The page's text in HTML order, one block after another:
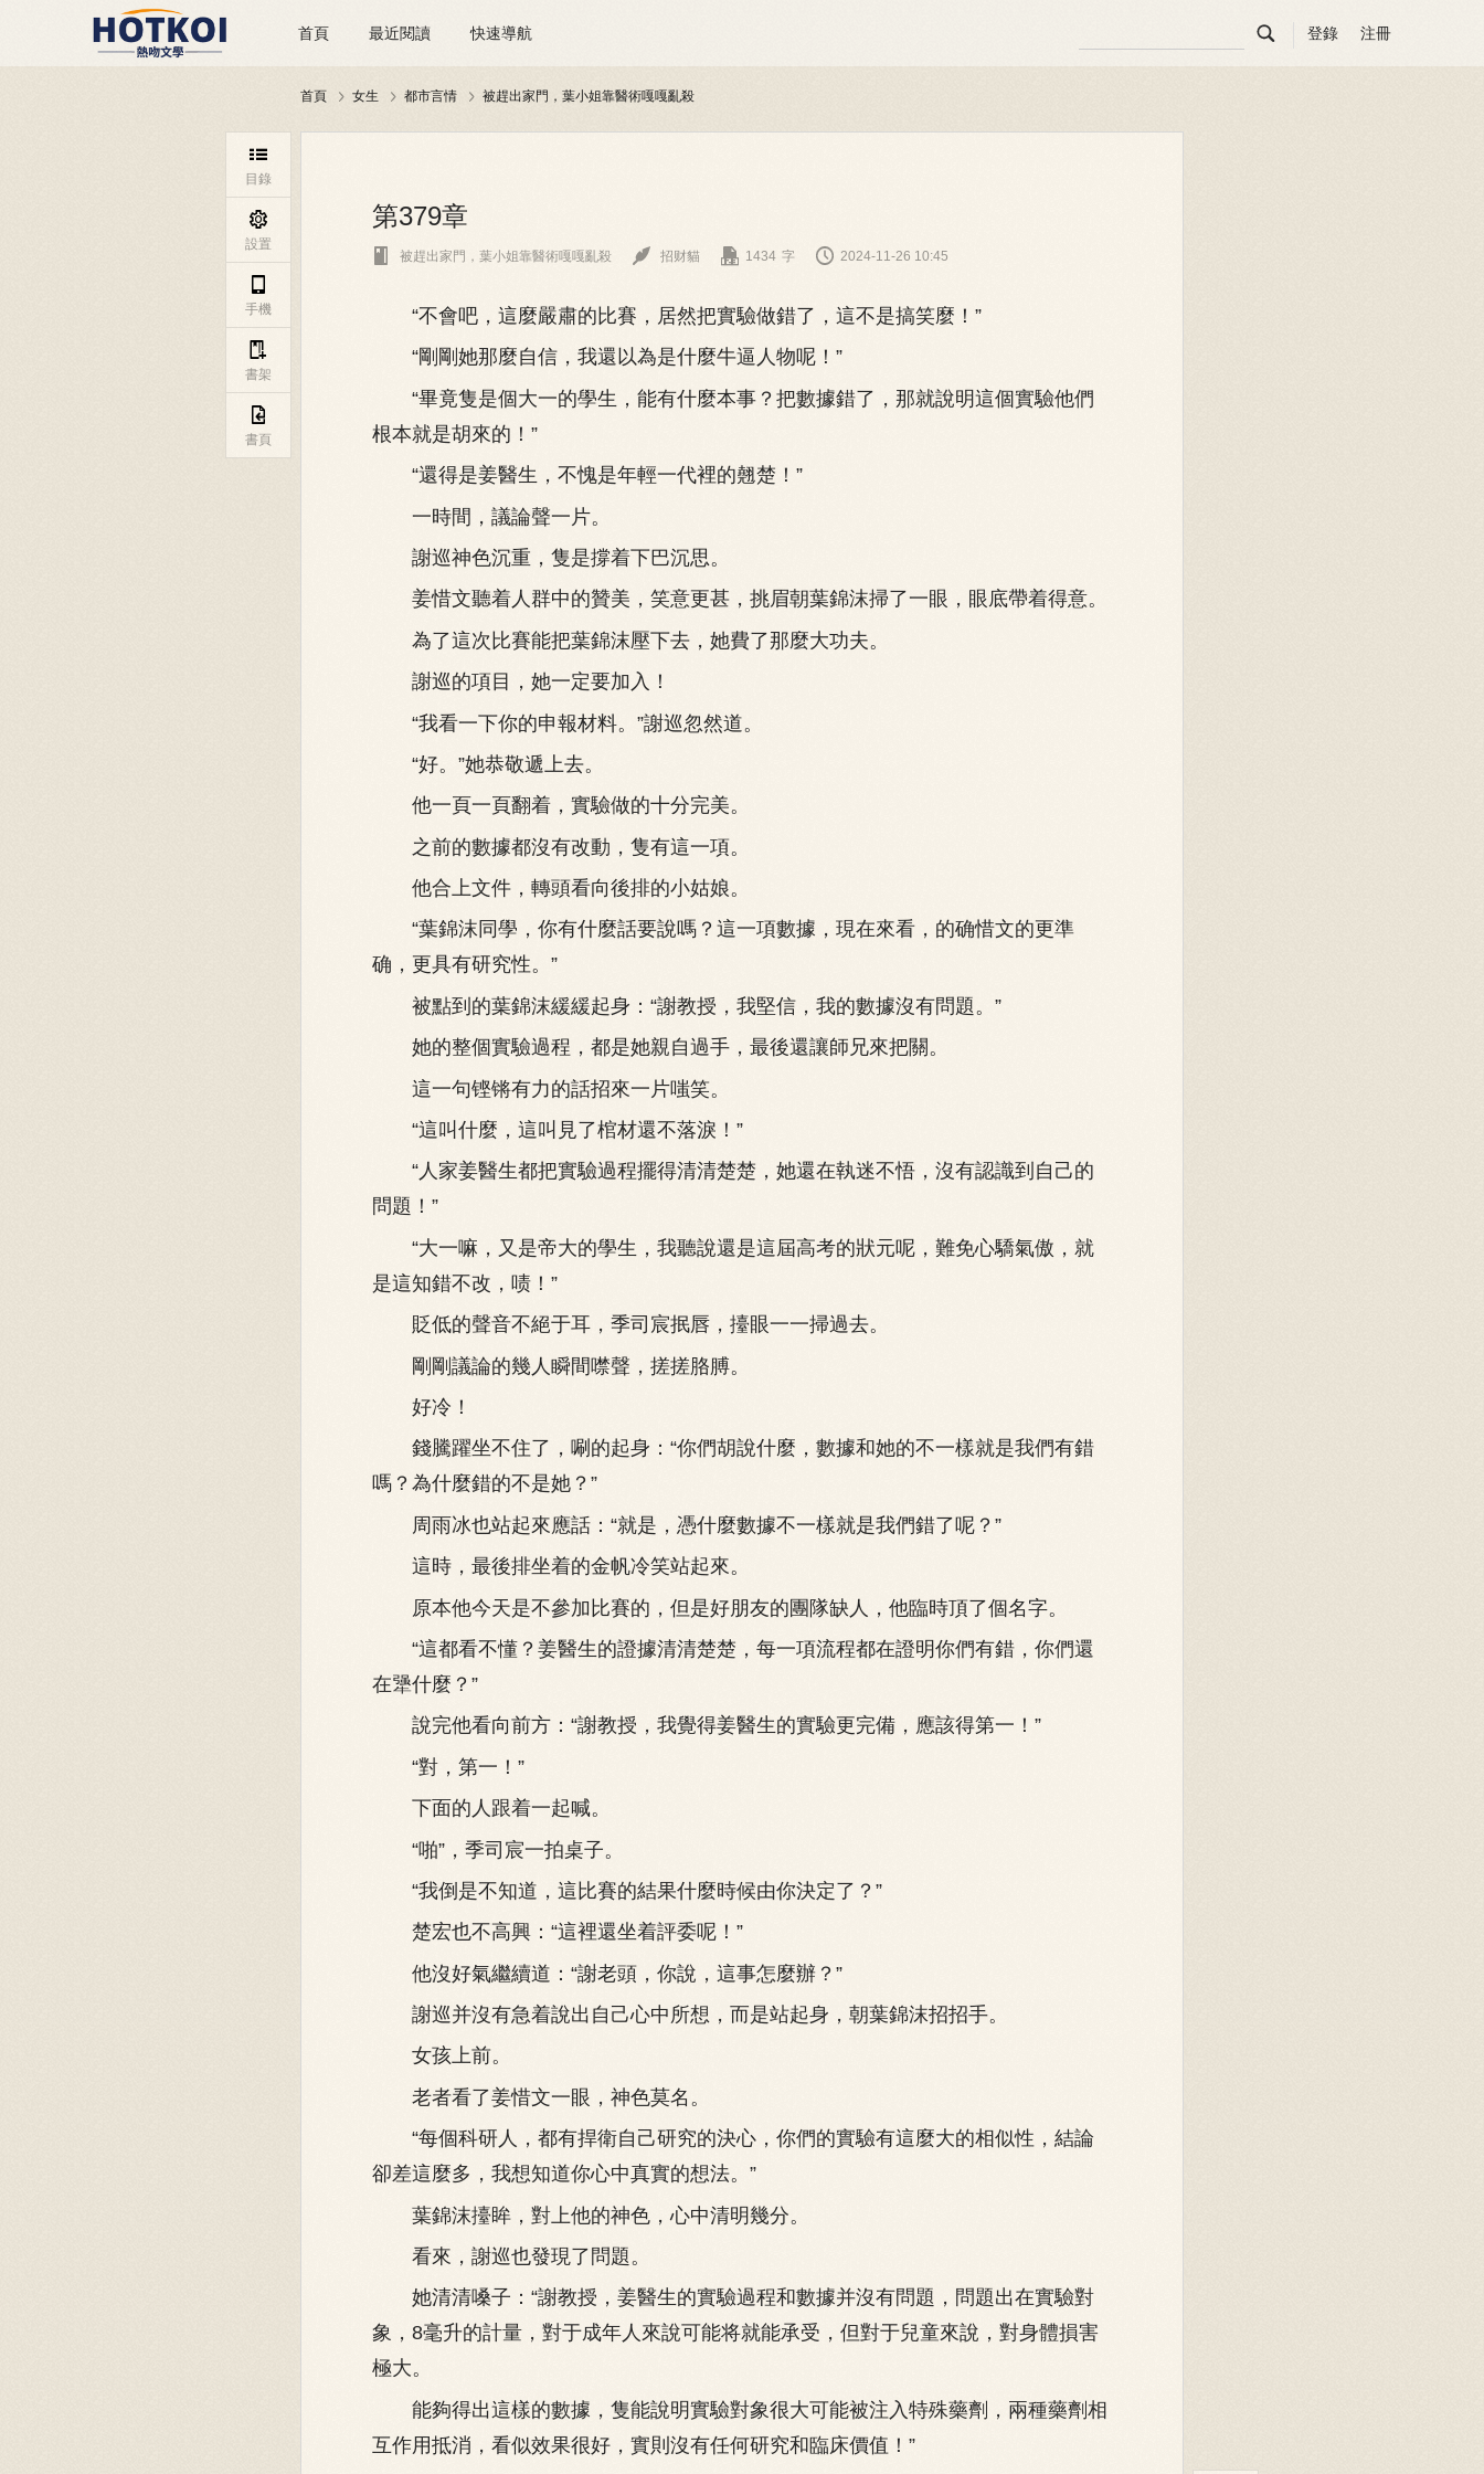
首頁 最近閱讀 快速導航  登錄 注冊
首頁  女生  都市言情  被趕出家門，葉小姐靠醫術嘎嘎亂殺
第379章
 被趕出家門，葉小姐靠醫術嘎嘎亂殺  招财貓  1434 字  2024-11-26 10:45
“不會吧，這麼嚴肅的比賽，居然把實驗做錯了，這不是搞笑麼！”
“剛剛她那麼自信，我還以為是什麼牛逼人物呢！”
“畢竟隻是個大一的學生，能有什麼本事？把數據錯了，那就說明這個實驗他們
根本就是胡來的！”
“還得是姜醫生，不愧是年輕一代裡的翹楚！”
一時間，議論聲一片。
謝巡神色沉重，隻是撐着下巴沉思。
姜惜文聽着人群中的贊美，笑意更甚，挑眉朝葉錦沫掃了一眼，眼底帶着得意。
為了這次比賽能把葉錦沫壓下去，她費了那麼大功夫。
謝巡的項目，她一定要加入！
“我看一下你的申報材料。”謝巡忽然道。
“好。”她恭敬遞上去。
他一頁一頁翻着，實驗做的十分完美。
之前的數據都沒有改動，隻有這一項。
他合上文件，轉頭看向後排的小姑娘。
“葉錦沫同學，你有什麼話要說嗎？這一項數據，現在來看，的确惜文的更準
确，更具有研究性。”
被點到的葉錦沫緩緩起身：“謝教授，我堅信，我的數據沒有問題。”
她的整個實驗過程，都是她親自過手，最後還讓師兄來把關。
這一句铿锵有力的話招來一片嗤笑。
“這叫什麼，這叫見了棺材還不落淚！”
“人家姜醫生都把實驗過程擺得清清楚楚，她還在執迷不悟，沒有認識到自己的
問題！”
“大一嘛，又是帝大的學生，我聽說還是這屆高考的狀元呢，難免心驕氣傲，就
是這知錯不改，啧！”
貶低的聲音不絕于耳，季司宸抿唇，擡眼一一掃過去。
剛剛議論的幾人瞬間噤聲，搓搓胳膊。
好冷！
錢騰躍坐不住了，唰的起身：“你們胡說什麼，數據和她的不一樣就是我們有錯
嗎？為什麼錯的不是她？”
周雨冰也站起來應話：“就是，憑什麼數據不一樣就是我們錯了呢？”
這時，最後排坐着的金帆冷笑站起來。
原本他今天是不參加比賽的，但是好朋友的團隊缺人，他臨時頂了個名字。
“這都看不懂？姜醫生的證據清清楚楚，每一項流程都在證明你們有錯，你們還
在犟什麼？”
說完他看向前方：“謝教授，我覺得姜醫生的實驗更完備，應該得第一！”
“對，第一！”
下面的人跟着一起喊。
“啪”，季司宸一拍桌子。
“我倒是不知道，這比賽的結果什麼時候由你決定了？”
楚宏也不高興：“這裡還坐着評委呢！”
他沒好氣繼續道：“謝老頭，你說，這事怎麼辦？”
謝巡并沒有急着說出自己心中所想，而是站起身，朝葉錦沫招招手。
女孩上前。
老者看了姜惜文一眼，神色莫名。
“每個科研人，都有捍衛自己研究的決心，你們的實驗有這麼大的相似性，結論
卻差這麼多，我想知道你心中真實的想法。”
葉錦沫擡眸，對上他的神色，心中清明幾分。
看來，謝巡也發現了問題。
她清清嗓子：“謝教授，姜醫生的實驗過程和數據并沒有問題，問題出在實驗對
象，8毫升的計量，對于成年人來說可能将就能承受，但對于兒童來說，對身體損害
極大。
能夠得出這樣的數據，隻能說明實驗對象很大可能被注入特殊藥劑，兩種藥劑相
互作用抵消，看似效果很好，實則沒有任何研究和臨床價值！”

目錄

設置
手機

書架

書頁